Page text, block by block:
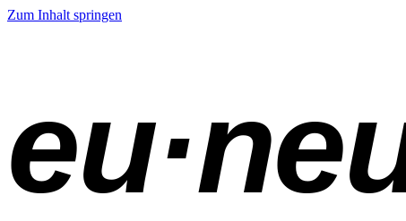
Zum Inhalt springen